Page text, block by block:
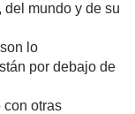
del mundo y de su
lo
por debajo de
con otras